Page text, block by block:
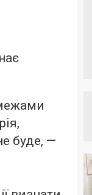
буде, —